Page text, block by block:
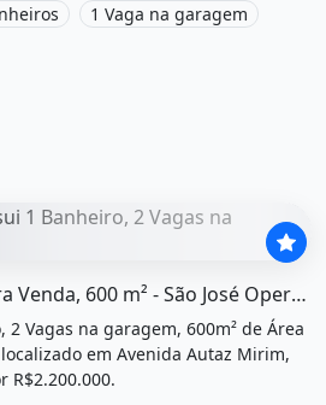
1 Vaga na garagem
Prédio Disponível para Venda, 600 m² - São José Operário -...
Vagas na garagem, 600m² de Área
em Avenida Autaz Mirim,
R$2.200.000.